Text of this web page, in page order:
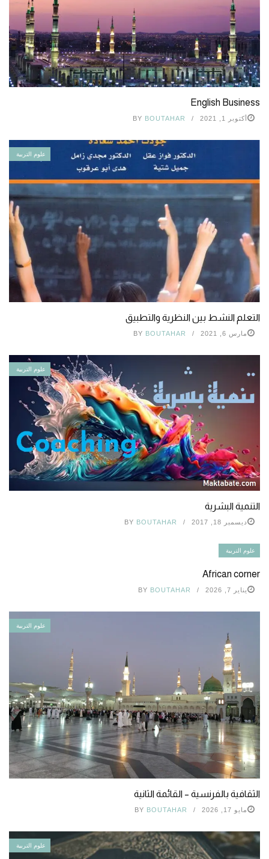
English Business
أكتوبر 1, 2021 BY BOUTAHAR
علوم التربية
التعلم النشط بين النظرية والتطبيق
مارس 6, 2021 BY BOUTAHAR
علوم التربية
التنمية البشرية
ديسمبر 18, 2017 BY BOUTAHAR
علوم التربية
African corner
يناير 7, 2026 BY BOUTAHAR
علوم التربية
الثقافية بالفرنسية – القائمة الثانية
مايو 17, 2026 BY BOUTAHAR
علوم التربية